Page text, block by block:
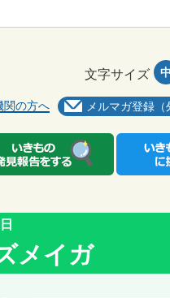
関の方へ メルマガ登録（
文字サイズ 中
メイガ